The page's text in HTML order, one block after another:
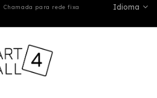
Idioma
Chamada para rede fixa